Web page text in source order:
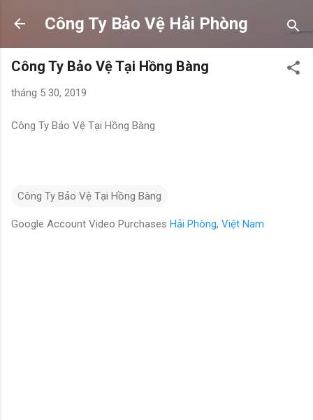
Chuyển đến nội dung chính
Công Ty Bảo Vệ Hải Phòng
Công Ty Bảo Vệ Tại Hồng Bàng
tháng 5 30, 2019
Công Ty Bảo Vệ Tại Hồng Bàng
Công Ty Bảo Vệ Tại Hồng Bàng
Google Account Video Purchases Hải Phòng, Việt Nam